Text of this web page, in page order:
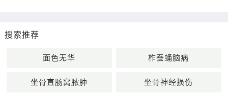
搜索推荐
面色无华 柞蚕蛹脑病
坐骨直肠窝脓肿 坐骨神经损伤